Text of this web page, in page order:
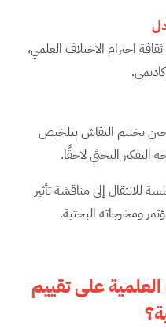
احترام الاختلاف العلمي،
يختتم النقاش بتلخيص
التفكير البحثي لاحقًا.
للانتقال إلى مناقشة تأثير
ومخرجاته البحثية.
على تقييم